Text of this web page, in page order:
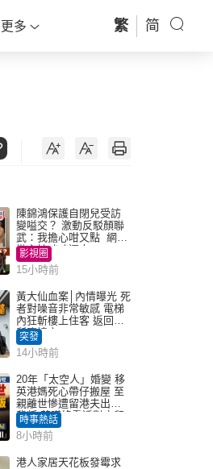
更多 繁 简
陳錦鴻保護自閉兒受訪
變嗌交？ 激動反駁顏聯
武：我擔心咁又點 網民
批主持咄咄逼人
影視圈
15小時前
黃大仙血案│內情曝光 死
者對噪音非常敏感 電梯
內狂斬樓上住客 返回住
所墮樓亡
突發
14小時前
20年「太空人」婚變 移
英港媽死心帶仔搬屋 至
親離世慘遭留港夫出軌
背叛 苦嘆終看透對方留
港「真相」｜Juicy叮
時事熱話
8小時前
港人家居天花板發霉求